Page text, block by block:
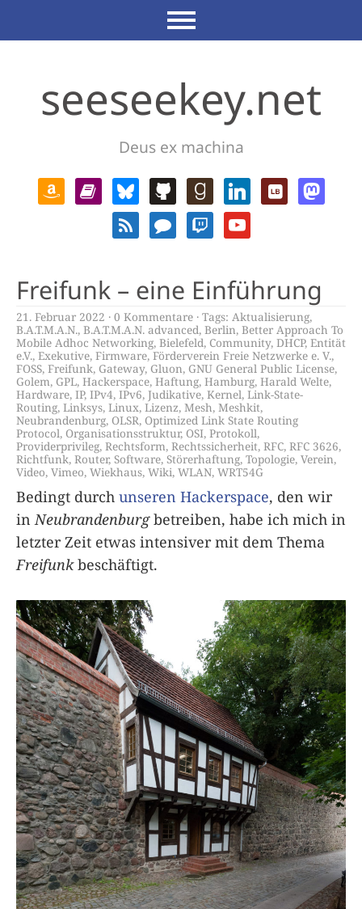
seeseekey.net
Deus ex machina
Freifunk – eine Einführung
21. Februar 2022 0 Kommentare Tags: Aktualisierung,
B.A.T.M.A.N., B.A.T.M.A.N. advanced, Berlin, Better Approach To
Mobile Adhoc Networking, Bielefeld, Community, DHCP, Entität
e.V., Exekutive, Firmware,Förderverein Freie Netzwerke e. V.,
FOSS, Freifunk, Gateway, Gluon, GNU General Public License,
Golem, GPL, Hackerspace, Haftung, Hamburg, Harald Welte,
Hardware, IP, IPv4, IPv6, Judikative, Kernel, Link-State-
Routing, Linksys, Linux, Lizenz, Mesh, Meshkit,
Neubrandenburg, OLSR, Optimized Link State Routing
Protocol, Organisationsstruktur, OSI, Protokoll,
Providerprivileg, Rechtsform, Rechtssicherheit, RFC, RFC 3626,
Richtfunk, Router, Software, Störerhaftung, Topologie, Verein,
Video, Vimeo, Wiekhaus, Wiki, WLAN, WRT54G
Bedingt durch unseren Hackerspace, den wir
in Neubrandenburgbetreiben, habe ich mich in
letzter Zeit etwas intensiver mit dem Thema
Freifunkbeschäftigt.